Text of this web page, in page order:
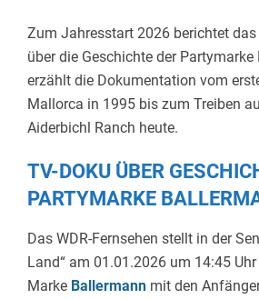
Zum Jahresstart 2026 berichtet das
über die Geschichte der
erzählt die Dokumentation vom
Mallorca in 1995 bis zum Treiben
Aiderbichl Ranch heute.
TV-DOKU ÜBER
PARTYMARKE
Das WDR-Fernsehen stellt in der
Land“ am 01.01.2026 um 14:45
Marke Ballermann mit den